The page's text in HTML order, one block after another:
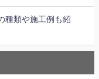
種類や施工例も紹